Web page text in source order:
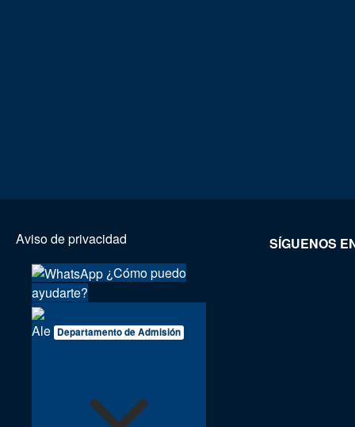
Aviso de privacidad
SÍGUENOS
¿Cómo puedo
ayudarte?
Ale Departamento de Admisión